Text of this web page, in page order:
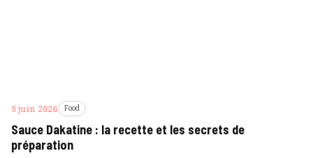
5 juin 2026 Food
Sauce Dakatine : la recette et les secrets de
préparation